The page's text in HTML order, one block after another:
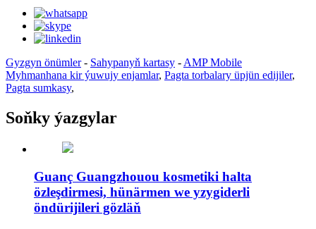
Gyzgyn önümler- Sahypanyň kartasy -AMP Mobile
Myhmanhana kir ýuwujy enjamlar, Pagta torbalary üpjün edijiler,
Pagta sumkasy,
Soňky ýazgylar
Guanç Guangzhouou kosmetiki halta
özleşdirmesi, hünärmen we yzygiderli
öndürijileri gözläň